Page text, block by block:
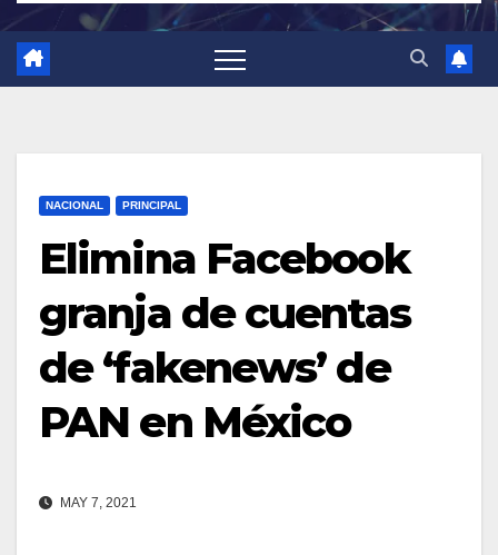
NACIONAL PRINCIPAL
Elimina Facebook
granja de cuentas
de ‘fakenews’ de
PAN en México
MAY 7, 2021